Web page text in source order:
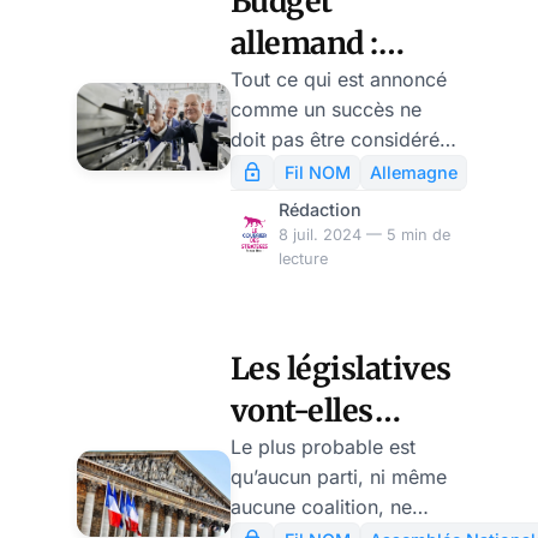
conséquent, de faire
l’objet de l’attention
commune.
allemand :
compromis
boiteux qui joue
la montre, par
Ulrike Reisner
Tout ce qui est annoncé
comme un succès ne
doit pas être considéré
comme tel. La coalition
du chancelier Olaf
Scholz s’est mise
d’accord sur un projet de
d’un exploit politique,
mais d’une des tâches
centrales du
gouvernement fédéral.
Toutefois, la dispute
entre les trois partis a été
telle que les médias ont
Fil NOM
Allemagne
Rédaction
8 juil. 2024 — 5 min de
lecture
Les législatives
vont-elles
conduire à une
crise
Le plus probable est
qu’aucun parti, ni même
aucune coalition, ne